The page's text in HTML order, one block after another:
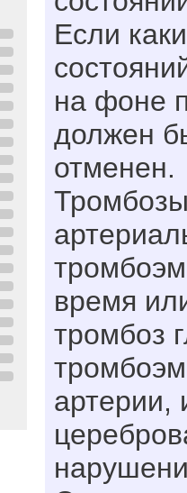
Если
на фоне
должен
отменен.
время
тромбоз
артерии,